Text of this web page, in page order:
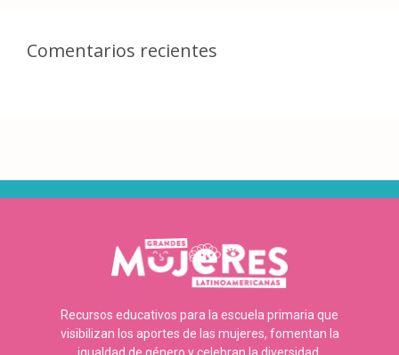
Comentarios recientes
Recursos educativos para la escuela primaria que
visibilizan los aportes de las mujeres, fomentan la
igualdad de género y celebran la diversidad.